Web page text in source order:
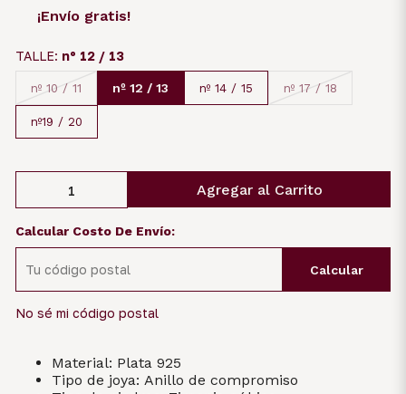
¡Envío gratis!
TALLE: nº 12 / 13
nº 10 / 11 nº 12 / 13 nº 14 / 15 nº 17 / 18
nº19 / 20
Agregar al Carrito
Calcular Costo De Envío:
Calcular
No sé mi código postal
Material: Plata 925
Tipo de joya: Anillo de compromiso